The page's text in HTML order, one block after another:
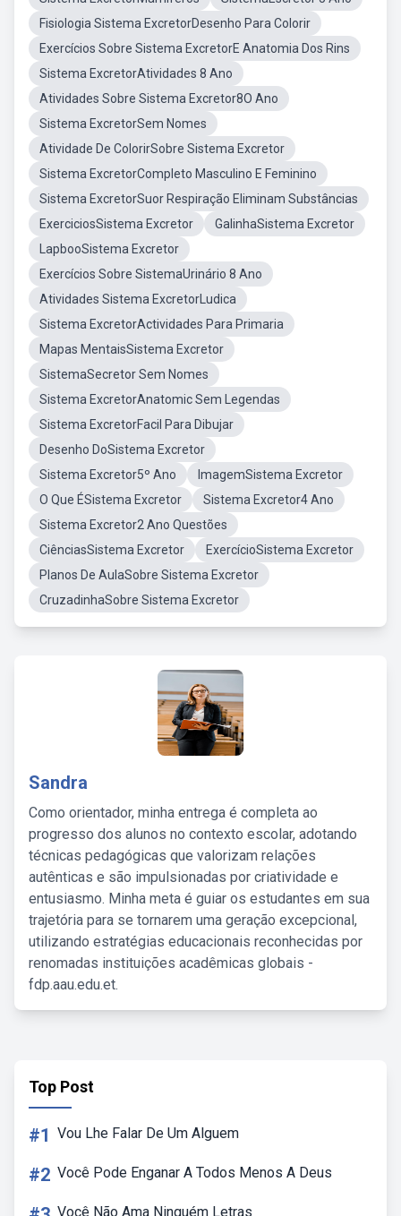
Fisiologia Sistema ExcretorDesenho Para Colorir
Exercícios Sobre Sistema ExcretorE Anatomia Dos Rins
Sistema ExcretorAtividades 8 Ano
Atividades Sobre Sistema Excretor8O Ano
Sistema ExcretorSem Nomes
Atividade De ColorirSobre Sistema Excretor
Sistema ExcretorCompleto Masculino E Feminino
Sistema ExcretorSuor Respiração Eliminam Substâncias
ExerciciosSistema Excretor
GalinhaSistema Excretor
LapbooSistema Excretor
Exercícios Sobre SistemaUrinário 8 Ano
Atividades Sistema ExcretorLudica
Sistema ExcretorActividades Para Primaria
Mapas MentaisSistema Excretor
SistemaSecretor Sem Nomes
Sistema ExcretorAnatomic Sem Legendas
Sistema ExcretorFacil Para Dibujar
Desenho DoSistema Excretor
Sistema Excretor5º Ano
ImagemSistema Excretor
O Que ÉSistema Excretor
Sistema Excretor4 Ano
Sistema Excretor2 Ano Questões
CiênciasSistema Excretor
ExercícioSistema Excretor
Planos De AulaSobre Sistema Excretor
CruzadinhaSobre Sistema Excretor
Sandra
Como orientador, minha entrega é completa ao
progresso dos alunos no contexto escolar, adotando
técnicas pedagógicas que valorizam relações
autênticas e são impulsionadas por criatividade e
entusiasmo. Minha meta é guiar os estudantes em sua
trajetória para se tornarem uma geração excepcional,
utilizando estratégias educacionais reconhecidas por
renomadas instituições acadêmicas globais -
fdp.aau.edu.et.
Top Post
#1 Vou Lhe Falar De Um Alguem
#2 Você Pode Enganar A Todos Menos A Deus
Você Não Ama Ninguém Letras